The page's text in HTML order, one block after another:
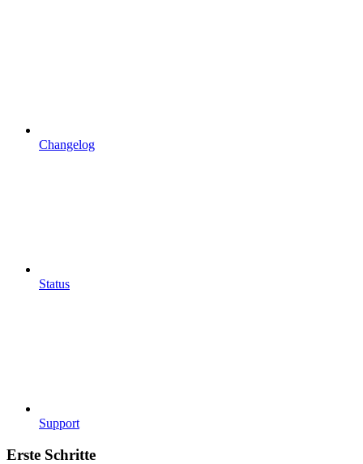
Changelog
Status
Support
Erste Schritte